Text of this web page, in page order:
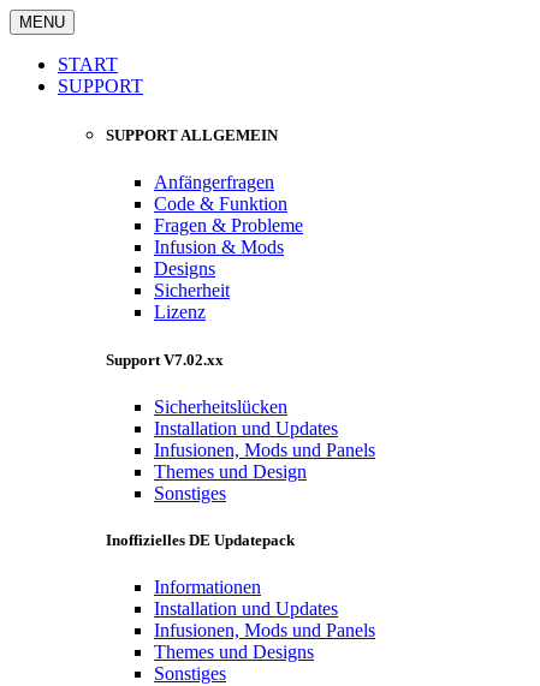
MENU
START
SUPPORT
SUPPORT ALLGEMEIN
Anfängerfragen
Code & Funktion
Fragen & Probleme
Infusion & Mods
Designs
Sicherheit
Lizenz
Support V7.02.xx
Sicherheitslücken
Installation und Updates
Infusionen, Mods und Panels
Themes und Design
Sonstiges
Inoffizielles DE Updatepack
Informationen
Installation und Updates
Infusionen, Mods und Panels
Themes und Designs
Sonstiges